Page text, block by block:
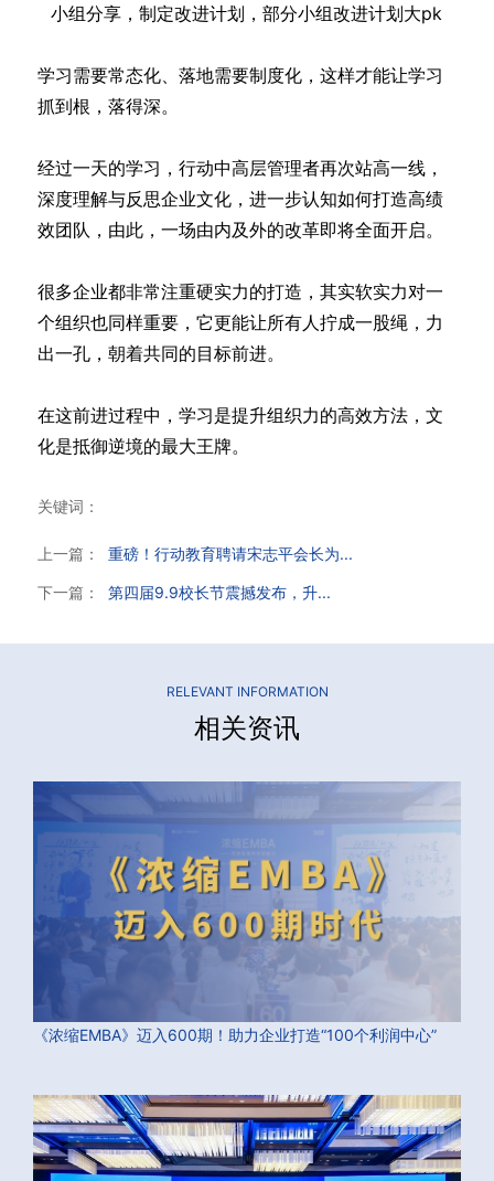
小组分享，制定改进计划，部分小组改进计划大pk
学习需要常态化、落地需要制度化，这样才能让学习
抓到根，落得深。
经过一天的学习，行动中高层管理者再次站高一线，
深度理解与反思企业文化，进一步认知如何打造高绩
效团队，由此，一场由内及外的改革即将全面开启。
很多企业都非常注重硬实力的打造，其实软实力对一
个组织也同样重要，它更能让所有人拧成一股绳，力
出一孔，朝着共同的目标前进。
在这前进过程中，学习是提升组织力的高效方法，文
化是抵御逆境的最大王牌。
关键词：
上一篇： 重磅！行动教育聘请宋志平会长为...
下一篇： 第四届9.9校长节震撼发布，升...
RELEVANT INFORMATION
相关资讯
《浓缩EMBA》迈入600期！助力企业打造“100个利润中心”